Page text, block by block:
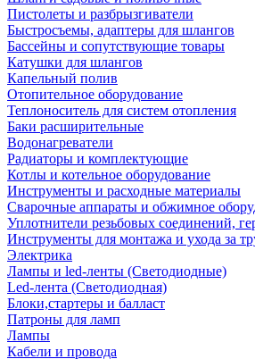
Пистолеты и разбрызгиватели
Быстросъемы, адаптеры для шлангов
Бассейны и сопутствующие товары
Катушки для шлангов
Капельный полив
Отопительное оборудование
Теплоноситель для систем отопления
Баки расширительные
Водонагреватели
Радиаторы и комплектующие
Котлы и котельное оборудование
Инструменты и расходные материалы
Сварочные аппараты и обжимное
Уплотнители резьбовых соединений,
Инструменты для монтажа и ухода за
Электрика
Лампы и led-ленты (Светодиодные)
Led-лента (Светодиодная)
Блоки,стартеры и балласт
Патроны для ламп
Лампы
Кабели и провода